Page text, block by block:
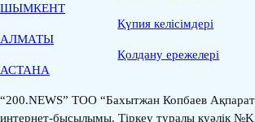
ШЫМКЕНТ
АЛМАТЫ
АСТАНА
Қүпия келісімдері
Қолдану ережелері
“200.NEWS” ТОО “Бахытжан Копбаев Ақпарат
интернет-бысылымы. Тіркеу туралы куәлік